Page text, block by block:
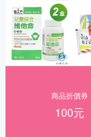
商品折價券
100元